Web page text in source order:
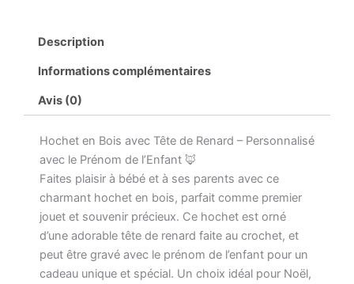
Bébé
renard
Description
Informations complémentaires
Avis (0)
Hochet en Bois avec Tête de Renard – Personnalisé
avec le Prénom de l’Enfant 🦊
Faites plaisir à bébé et à ses parents avec ce
charmant hochet en bois, parfait comme premier
jouet et souvenir précieux. Ce hochet est orné
d’une adorable tête de renard faite au crochet, et
peut être gravé avec le prénom de l’enfant pour un
cadeau unique et spécial. Un choix idéal pour Noël,